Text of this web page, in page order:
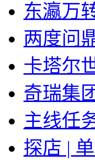
东瀛万
两度问
卡塔尔
奇瑞集
主线任
探店 |